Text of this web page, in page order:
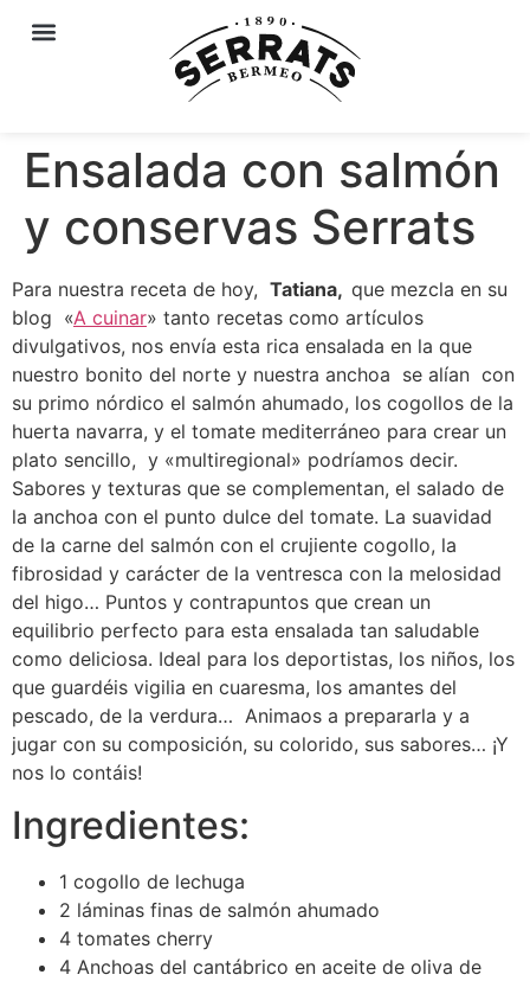
Ensalada con salmón
y conservas Serrats
Para nuestra receta de hoy, Tatiana, que mezcla en su
blog «A cuinar» tanto recetas como artículos
divulgativos, nos envía esta rica ensalada en la que
nuestro bonito del norte y nuestra anchoa se alían con
su primo nórdico el salmón ahumado, los cogollos de la
huerta navarra, y el tomate mediterráneo para crear un
plato sencillo, y «multiregional» podríamos decir.
Sabores y texturas que se complementan, el salado de
la anchoa con el punto dulce del tomate. La suavidad
de la carne del salmón con el crujiente cogollo, la
fibrosidad y carácter de la ventresca con la melosidad
del higo… Puntos y contrapuntos que crean un
equilibrio perfecto para esta ensalada tan saludable
como deliciosa. Ideal para los deportistas, los niños, los
que guardéis vigilia en cuaresma, los amantes del
pescado, de la verdura… Animaos a prepararla y a
jugar con su composición, su colorido, sus sabores… ¡Y
nos lo contáis!
Ingredientes:
1 cogollo de lechuga
2 láminas finas de salmón ahumado
4 tomates cherry
4 Anchoas del cantábrico en aceite de oliva de